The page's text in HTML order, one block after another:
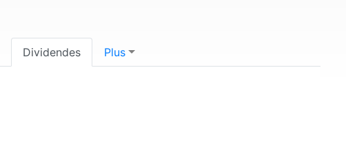
Dividendes Plus